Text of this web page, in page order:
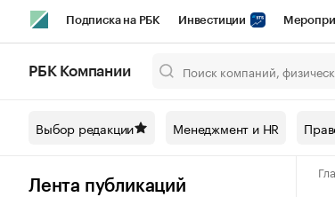
Подписка на РБК Инвестиции
Спецпроекты СПб Конференции СПб
Технологии и медиа Рынок
РБК Компании
Выбор редакции Менеджмент и HR
Лента публикаций